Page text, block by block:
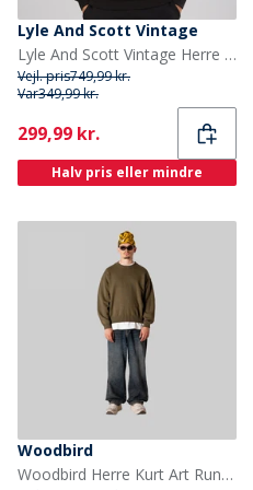
Lyle And Scott Vintage
Lyle And Scott Vintage Herre Halv Raglan Hybrid Sweatshirt Z865 Jet Black
Vejl. pris749,99 kr.
Var349,99 kr.
Current
299,99 kr.
Halv pris eller mindre
Woodbird
Woodbird Herre Kurt Art Rund Hals Svedtrøje Dark Brown